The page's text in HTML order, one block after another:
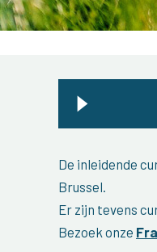
De inleidende
Brussel.
Er zijn tevens
Bezoek onze